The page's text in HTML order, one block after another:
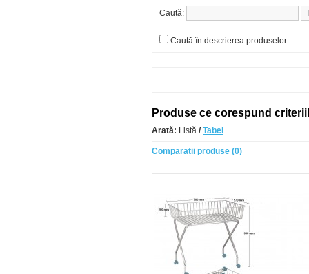
Caută:
Caută în descrierea produselor
Produse ce corespund
Arată: Listă / Tabel
Comparații produse (0)